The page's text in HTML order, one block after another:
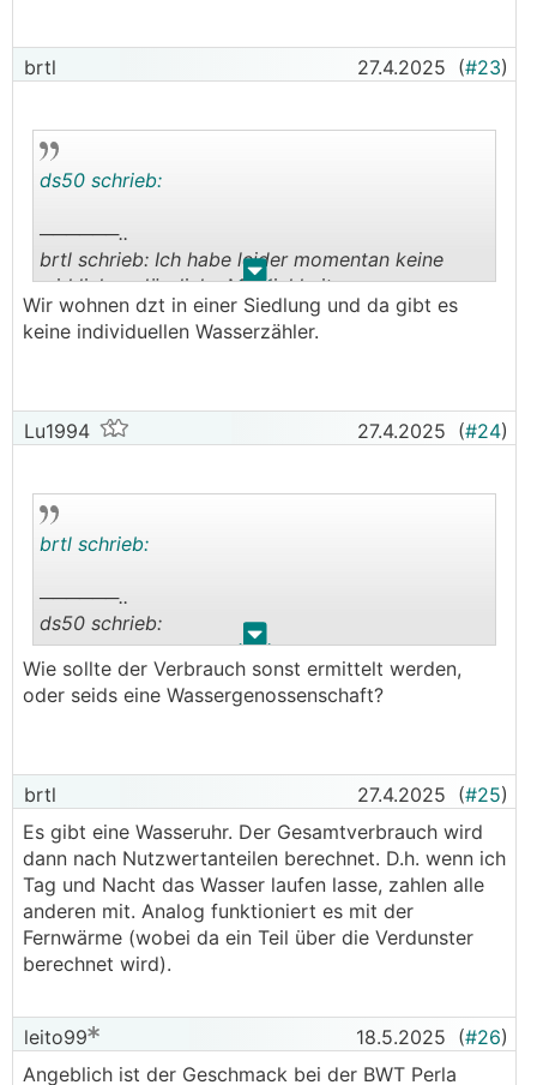
brtl 27.4.2025 (#23)
. .
ds50 schrieb:
──────..
brtl schrieb: Ich habe leider momentan keine
wirklich verlässliche Möglichkeit, unseren
tatsächlichen Wasserverbrauch zu ermitteln.
───────────────
Wir wohnen dzt in einer Siedlung und da gibt es
keine individuellen Wasserzähler.
Lu1994 27.4.2025 (#24)
. .
brtl schrieb:
──────..
ds50 schrieb:
──────..
brtl schrieb: Ich habe leider momentan keine
───────────────
Jahresabrechnung?
───────────────
Wir wohnen dzt in einer Siedlung und da gibt es
keine individuellen Wasserzähler.
Wie sollte der Verbrauch sonst ermittelt werden,
oder seids eine Wassergenossenschaft?
brtl 27.4.2025 (#25)
Es gibt eine Wasseruhr. Der Gesamtverbrauch wird
dann nach Nutzwertanteilen berechnet. D.h. wenn ich
Tag und Nacht das Wasser laufen lasse, zahlen alle
anderen mit. Analog funktioniert es mit der
Fernwärme (wobei da ein Teil über die Verdunster
berechnet wird).
leito99 18.5.2025 (#26)
Angeblich ist der Geschmack bei der BWT Perla